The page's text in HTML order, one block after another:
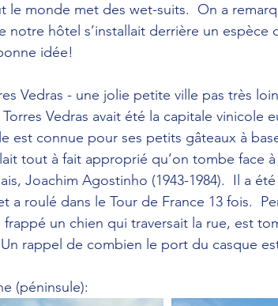
le monde met des wet-suits.  On a
notre hôtel s’installait derrière un espèce
idée!
Vedras - une jolie petite ville pas très
Vedras avait été la capitale vinicole
est connue pour ses petits gâteaux à
tout à fait approprié qu’on tombe face à
Joachim Agostinho (1943-1984).  Il a
a roulé dans le Tour de France 13 fois.
frappé un chien qui traversait la rue, est
rappel de combien le port du casque
(péninsule):